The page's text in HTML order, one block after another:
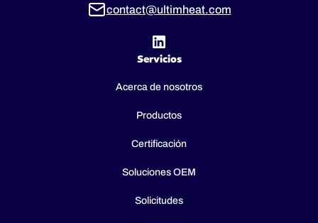
contact@ultimheat.com
Servicios
Acerca de nosotros
Productos
Certificación
Soluciones OEM
Solicitudes